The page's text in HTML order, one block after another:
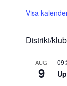
Visa
Distrikt/
AUG
9